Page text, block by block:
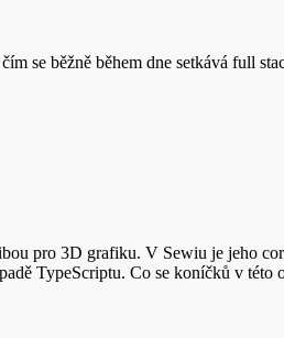
se běžně během dne setkává full
pro 3D grafiku. V Sewiu je jeho
TypeScriptu. Co se koníčků v